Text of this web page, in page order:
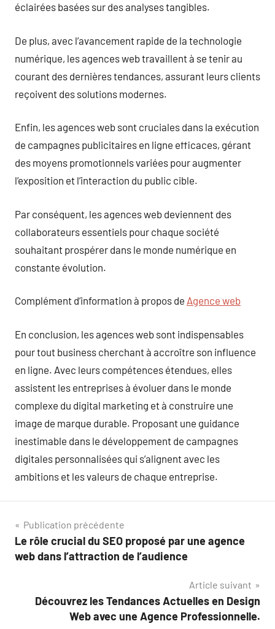
éclairées basées sur des analyses tangibles.
De plus, avec l’avancement rapide de la technologie
numérique, les agences web travaillent à se tenir au
courant des dernières tendances, assurant leurs clients
reçoivent des solutions modernes.
Enfin, les agences web sont cruciales dans la exécution
de campagnes publicitaires en ligne efficaces, gérant
des moyens promotionnels variées pour augmenter
l’exposition et l’interaction du public cible.
Par conséquent, les agences web deviennent des
collaborateurs essentiels pour chaque société
souhaitant prospérer dans le monde numérique en
constante évolution.
Complément d’information à propos de Agence web
En conclusion, les agences web sont indispensables
pour tout business cherchant à accroître son influence
en ligne. Avec leurs compétences étendues, elles
assistent les entreprises à évoluer dans le monde
complexe du digital marketing et à construire une
image de marque durable. Proposant une guidance
inestimable dans le développement de campagnes
digitales personnalisées qui s’alignent avec les
ambitions et les valeurs de chaque entreprise.
Navigation
de
Publication précédente
Le rôle crucial du SEO proposé par une agence
web dans l’attraction de l’audience
Article suivant
Découvrez les Tendances Actuelles en Design
Web avec une Agence Professionnelle.